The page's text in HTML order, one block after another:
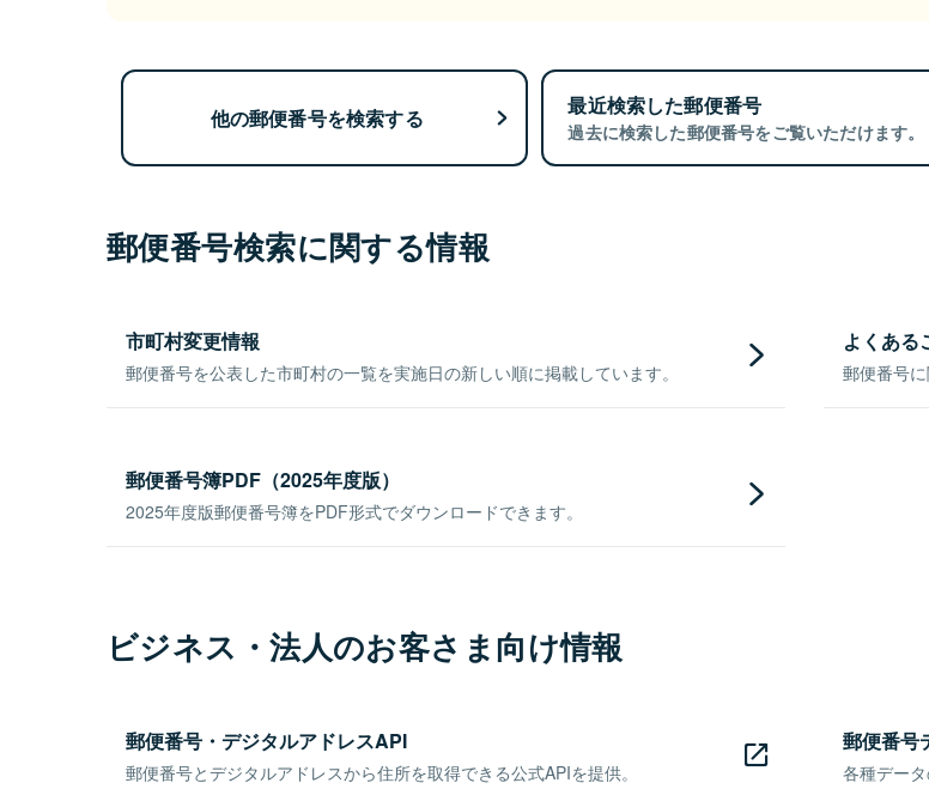
他の郵便番号を検索する 最近検索した郵便番号
過去に検索した郵便番号をご覧いただけます。
郵便番号検索に関する情報
市町村変更情報
郵便番号を公表した市町村の一覧を実施日の新しい順に掲載しています。
よくある
郵便番号
郵便番号簿PDF（2025年度版）
2025年度版郵便番号簿をPDF形式でダウンロードできます。
ビジネス・法人のお客さま向け情報
郵便番号・デジタルアドレスAPI
郵便番号とデジタルアドレスから住所を取得できる公式APIを提供。
郵便番号
各種デー